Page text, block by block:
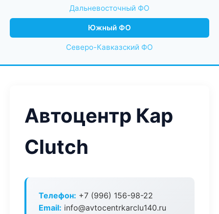
Дальневосточный ФО
Южный ФО
Северо-Кавказский ФО
Автоцентр Кар
Clutch
Телефон: +7 (996) 156-98-22
Email: info@avtocentrkarclu140.ru